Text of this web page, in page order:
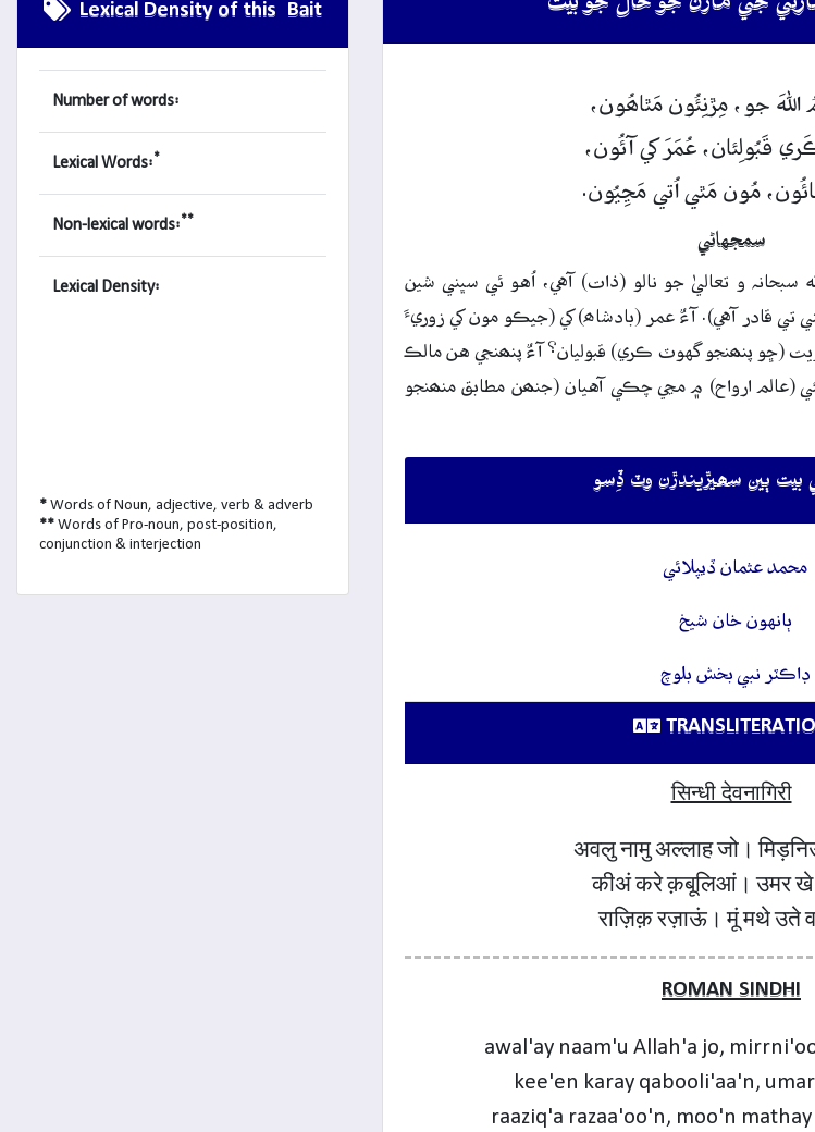
جَي مارُن جو حال جو بيت
اللهَ جو، مِڙنِئُون مَٿاھُون،
قَبُولِئان، عُمَرَ کي آئُون،
مُون مَٿي اُتي مَڃِيُون.
سمجهاڻي
سبحانہ و تعاليٰ جو نالو (ذات) آهي، اُهو ئي سڀني شين
تي قادر آهي). آءٌ عمر (بادشاھ) کي (جيڪو مون کي زوريءَ
(ڇو پنھنجو گهوٽ ڪري) قبوليان؟ آءٌ پنھنجي هن مالڪ
(عالم ارواح) ۾ مڃي چڪي آهيان (جنھن مطابق منھنجو
بيت ٻين سھيڙيندڙن وٽ ڏِسو
محمد عثمان ڏيپلائي
ٻانهون خان شيخ
ڊاڪٽر نبي بخش بلوچ
सिन्धी देवनागिरी
अवलु नामु अल्लाह जो।
कीअं करे क़बूलिआं। उमर
राज़िक़ रज़ाऊं। मूं मथे उते
ROMAN SINDHI
awal'ay naam'u Allah'a jo,
kee'en karay qabooli'aa'n,
raaziq'a razaa'oo'n, moo'n
Lexical Density of this Bait
Number of words:
Lexical Words:*
Non-lexical words:**
Lexical Density:
* Words of Noun, adjective, verb & adverb
** Words of Pro-noun, post-position,
conjunction & interjection